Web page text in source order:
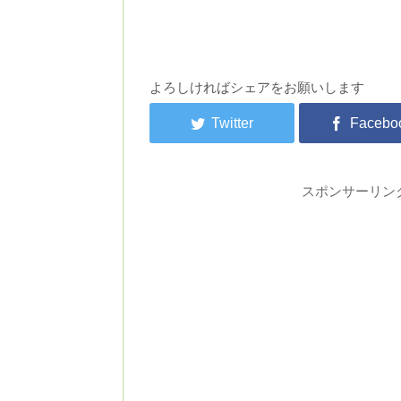
よろしければシェアをお願いします
スポンサーリン